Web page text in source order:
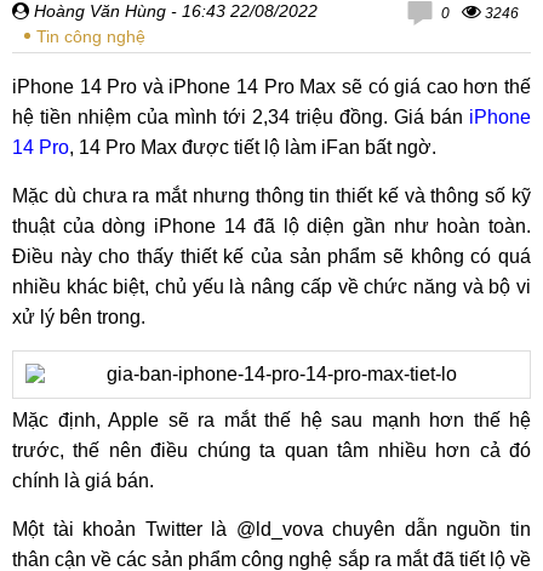
Hoàng Văn Hùng - 16:43 22/08/2022
Tin công nghệ
0 3246
iPhone 14 Pro và iPhone 14 Pro Max sẽ có giá cao hơn thế
hệ tiền nhiệm của mình tới 2,34 triệu đồng. Giá bán iPhone
14 Pro, 14 Pro Max được tiết lộ làm iFan bất ngờ.
Mặc dù chưa ra mắt nhưng thông tin thiết kế và thông số kỹ
thuật của dòng iPhone 14 đã lộ diện gần như hoàn toàn.
Điều này cho thấy thiết kế của sản phẩm sẽ không có quá
nhiều khác biệt, chủ yếu là nâng cấp về chức năng và bộ vi
xử lý bên trong.
Mặc định, Apple sẽ ra mắt thế hệ sau mạnh hơn thế hệ
trước, thế nên điều chúng ta quan tâm nhiều hơn cả đó
chính là giá bán.
Một tài khoản Twitter là @ld_vova chuyên dẫn nguồn tin
thân cận về các sản phẩm công nghệ sắp ra mắt đã tiết lộ về